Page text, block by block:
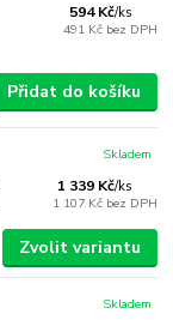
594 Kč/ks
491 Kč bez DPH
Přidat do košíku
1 339 Kč/ks
1 107 Kč bez DPH
Skladem
Zvolit variantu
Skladem